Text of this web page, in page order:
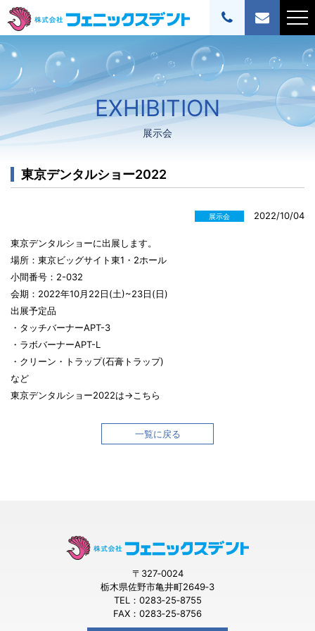
EXHIBITION
展示会
東京デンタルショー2022
展示会 2022/10/04
東京デンタルショーに出展します。
場所：東京ビッグサイト東1・2ホール
小間番号：2-032
会期：2022年10月22日(土)~23日(日)
出展予定品
・タッチバーナーAPT-3
・ラボバーナーAPT-L
・クリーン・トラップ(石膏トラップ)
など
東京デンタルショー2022は→ こちら
一覧に戻る
〒327‐0024
栃木県佐野市亀井町2649‐3
TEL：0283‐25‐8755
FAX：0283‐25‐8756